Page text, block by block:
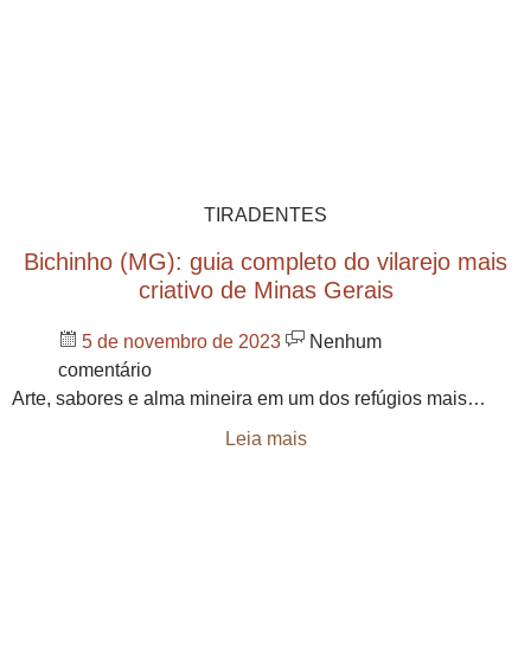
TIRADENTES
Bichinho (MG): guia completo do vilarejo mais
criativo de Minas Gerais
5 de novembro de 2023
Nenhum
comentário
Arte, sabores e alma mineira em um dos refúgios mais…
Leia mais